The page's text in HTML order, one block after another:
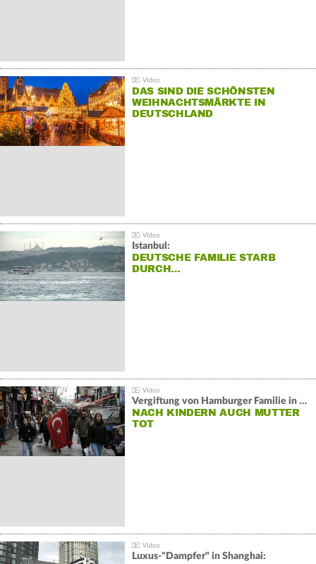
DAS SIND DIE SCHÖNSTEN
WEIHNACHTSMÄRKTE IN
DEUTSCHLAND
Istanbul:
DEUTSCHE FAMILIE STARB
DURCH…
Vergiftung von Hamburger Familie in Istanbul:
NACH KINDERN AUCH MUTTER
TOT
Luxus-"Dampfer" in Shanghai: